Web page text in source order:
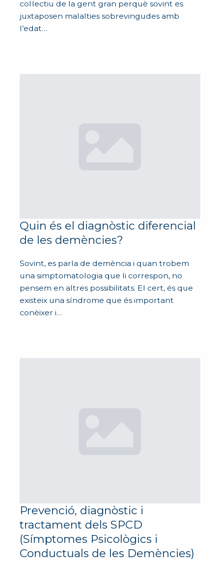
col·lectiu de la gent gran perquè sovint es
juxtaposen malalties sobrevingudes amb
l’edat…
Quin és el diagnòstic diferencial
de les demències?
Sovint, es parla de demència i quan trobem
una simptomatologia que li correspon, no
pensem en altres possibilitats. El cert, és que
existeix una síndrome que és important
conèixer i…
Prevenció, diagnòstic i
tractament dels SPCD
(Símptomes Psicològics i
Conductuals de les Demències)